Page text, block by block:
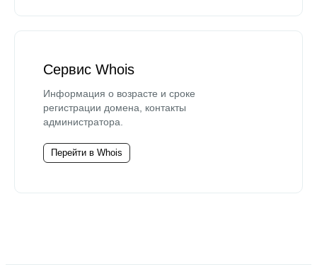
Сервис Whois
Информация о возрасте и сроке
регистрации домена, контакты
администратора.
Перейти в Whois